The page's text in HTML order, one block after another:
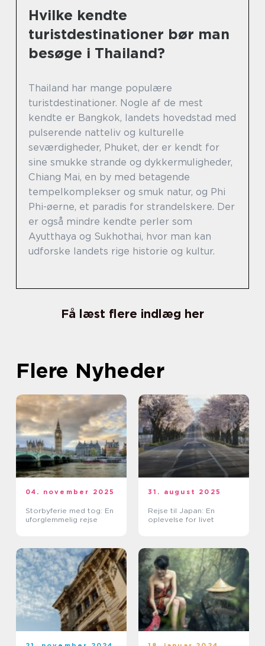
Hvilke kendte
turistdestinationer bør man
besøge i Thailand?
Thailand har mange populære
turistdestinationer. Nogle af de mest
kendte er Bangkok, landets hovedstad med
pulserende natteliv og kulturelle
seværdigheder, Phuket, der er kendt for
sine smukke strande og dykkermuligheder,
Chiang Mai, en by med betagende
tempelkomplekser og smuk natur, og Phi
Phi-øerne, et paradis for strandelskere. Der
er også mindre kendte perler som
Ayutthaya og Sukhothai, hvor man kan
udforske landets rige historie og kultur.
Få læst flere indlæg her
Flere Nyheder
04. november 2025
Storbyferie med tog: En
uforglemmelig rejse
31. august 2025
Rejse til Japan: En
oplevelse for livet